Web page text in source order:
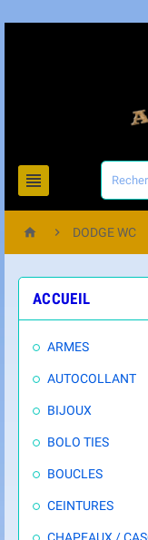

  DODGE WC
ACCUEIL
ARMES
AUTOCOLLANT
BIJOUX
BOLO TIES
BOUCLES
CEINTURES